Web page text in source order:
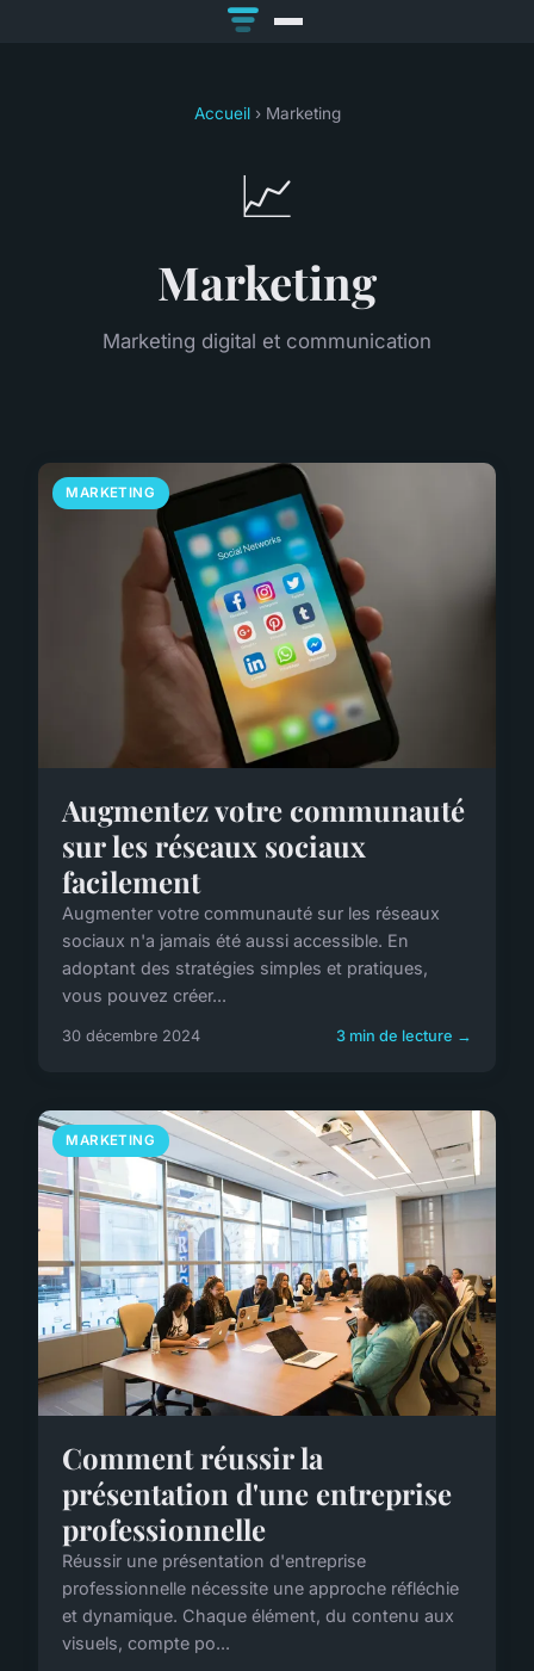
Accueil› Marketing
📈
Marketing
Marketing digital et communication
MARKETING
Augmentez votre communauté
sur les réseaux sociaux
facilement
Augmenter votre communauté sur les réseaux
sociaux n'a jamais été aussi accessible. En
adoptant des stratégies simples et pratiques,
vous pouvez créer...
30 décembre 2024 3 min de lecture →
MARKETING
Comment réussir la
présentation d'une entreprise
professionnelle
Réussir une présentation d'entreprise
professionnelle nécessite une approche réfléchie
et dynamique. Chaque élément, du contenu aux
visuels, compte po...